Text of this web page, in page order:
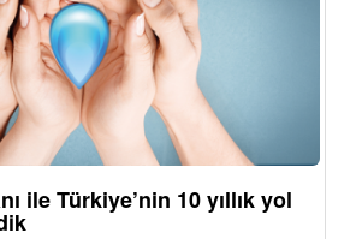
ile Türkiye’nin 10 yıllık yol